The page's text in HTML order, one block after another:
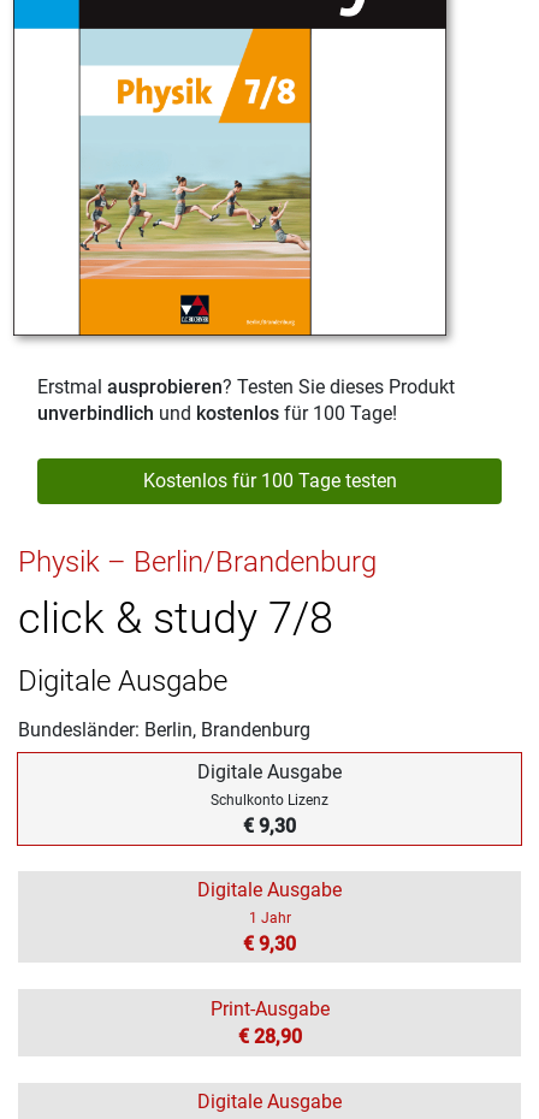
Erstmal ausprobieren? Testen Sie dieses Produkt
unverbindlich und kostenlos für 100 Tage!
Kostenlos für 100 Tage testen
Physik – Berlin/Brandenburg
click & study 7/8
Digitale Ausgabe
Bundesländer: Berlin, Brandenburg
Digitale Ausgabe
Schulkonto Lizenz
€ 9,30
Digitale Ausgabe
1 Jahr
€ 9,30
Print-Ausgabe
€ 28,90
Digitale Ausgabe